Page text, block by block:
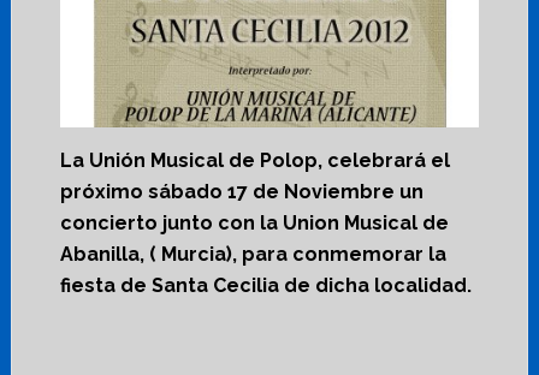
La Unión Musical de Polop, celebrará el
próximo sábado 17 de Noviembre un
concierto junto con la Union Musical de
Abanilla, ( Murcia), para conmemorar la
fiesta de Santa Cecilia de dicha localidad.